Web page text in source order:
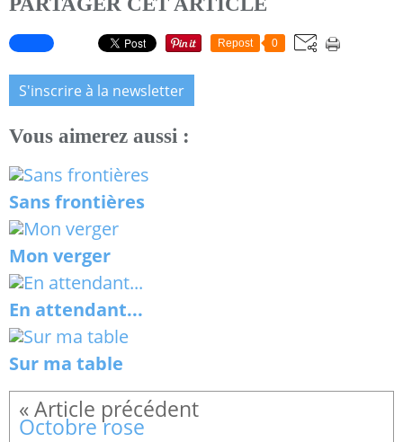
Repost 0
S'inscrire à la newsletter
Vous aimerez aussi :
Sans frontières
Mon verger
En attendant...
Sur ma table
Octobre rose